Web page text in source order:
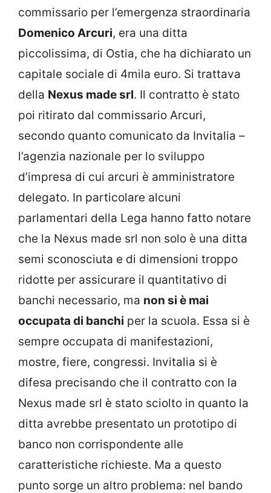
commissario per l’emergenza straordinaria
Domenico Arcuri, era una ditta
piccolissima, di Ostia, che ha dichiarato un
capitale sociale di 4mila euro. Si trattava
della Nexus made srl. Il contratto è stato
poi ritirato dal commissario Arcuri,
secondo quanto comunicato da Invitalia –
l’agenzia nazionale per lo sviluppo
d’impresa di cui arcuri è amministratore
delegato. In particolare alcuni
parlamentari della Lega hanno fatto notare
che la Nexus made srl non solo è una ditta
semi sconosciuta e di dimensioni troppo
ridotte per assicurare il quantitativo di
banchi necessario, ma non si è mai
occupata di banchi per la scuola. Essa si è
sempre occupata di manifestazioni,
mostre, fiere, congressi. Invitalia si è
difesa precisando che il contratto con la
Nexus made srl è stato sciolto in quanto la
ditta avrebbe presentato un prototipo di
banco non corrispondente alle
caratteristiche richieste. Ma a questo
punto sorge un altro problema: nel bando